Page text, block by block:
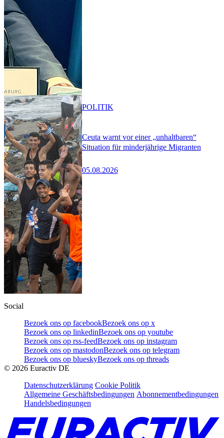
Ceuta warnt vor einer „unhaltbaren“
Situation für minderjährige Migranten
05.08.2026
POLITIK
Social
Bezoek ons op facebookBezoek ons op x
Bezoek ons op linkedinBezoek ons op youtube
Bezoek ons op rss-feedBezoek ons op instagram
Bezoek ons op mastodonBezoek ons op telegram
Bezoek ons op blueskyBezoek ons op threads
© 2026 Euractiv DE
Datenschutzerklärung Cookie Politik
Allgemeine Geschäftsbedingungen Abonnementbedingungen
Handelsbedingungen